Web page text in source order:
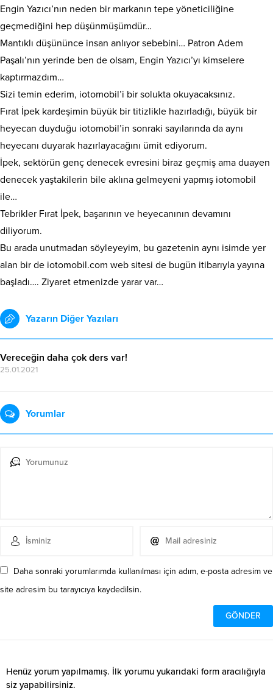
Engin Yazıcı’nın neden bir markanın tepe yöneticiliğine
geçmediğini hep düşünmüşümdür…
Mantıklı düşününce insan anlıyor sebebini… Patron Adem
Paşalı’nın yerinde ben de olsam, Engin Yazıcı’yı kimselere
kaptırmazdım…
Sizi temin ederim, iotomobil’i bir solukta okuyacaksınız.
Fırat İpek kardeşimin büyük bir titizlikle hazırladığı, büyük bir
heyecan duyduğu iotomobil’in sonraki sayılarında da aynı
heyecanı duyarak hazırlayacağını ümit ediyorum.
İpek, sektörün genç denecek evresini biraz geçmiş ama duayen
denecek yaştakilerin bile aklına gelmeyeni yapmış iotomobil
ile…
Tebrikler Fırat İpek, başarının ve heyecanının devamını
diliyorum.
Bu arada unutmadan söyleyeyim, bu gazetenin aynı isimde yer
alan bir de iotomobil.com web sitesi de bugün itibarıyla yayına
başladı…. Ziyaret etmenizde yarar var…
Yazarın Diğer Yazıları
Vereceğin daha çok ders var!
25.01.2021
Yorumlar
Daha sonraki yorumlarımda kullanılması için adım, e-posta adresim ve
site adresim bu tarayıcıya kaydedilsin.
Henüz yorum yapılmamış. İlk yorumu yukarıdaki form aracılığıyla
siz yapabilirsiniz.